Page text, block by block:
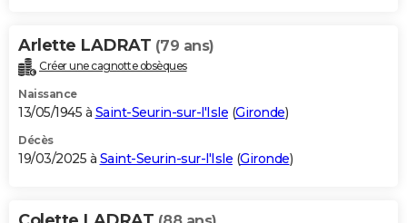
Arlette LADRAT (79 ans)
Créer une cagnotte obsèques
Naissance
13/05/1945 à Saint-Seurin-sur-l'Isle (Gironde)
Décès
19/03/2025 à Saint-Seurin-sur-l'Isle (Gironde)